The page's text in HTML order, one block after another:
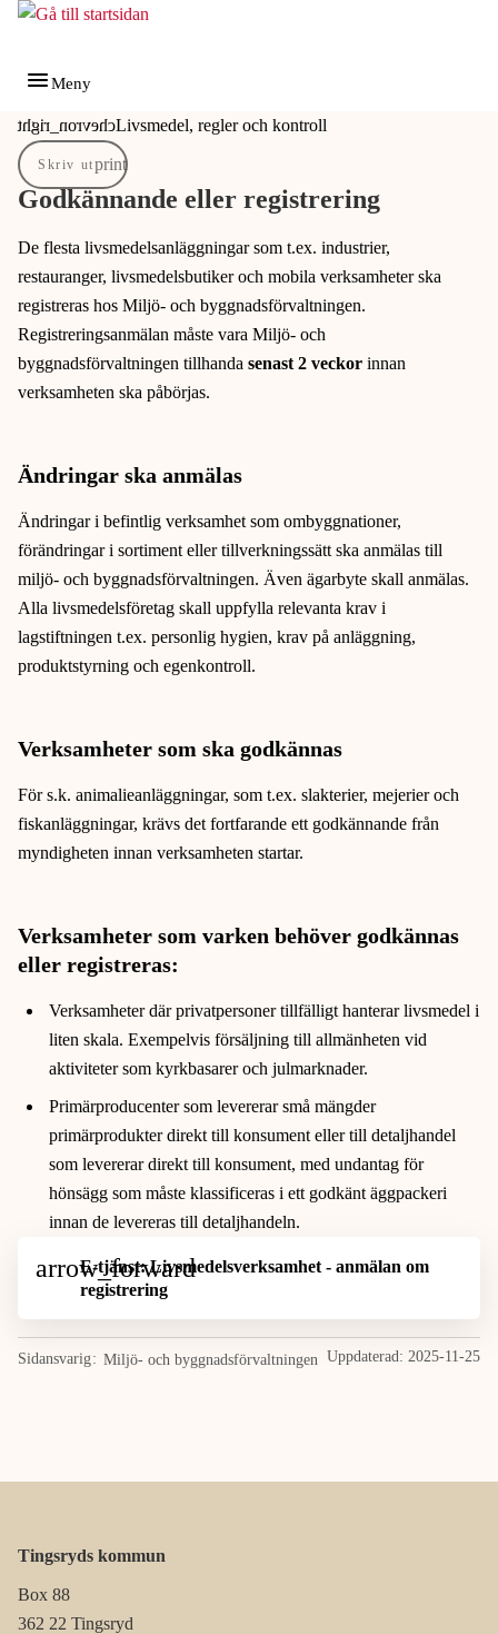
Meny
Du är här: Livsmedel, regler och kontroll
Skriv ut
Godkännande eller registrering
De flesta livsmedelsanläggningar som t.ex. industrier,
restauranger, livsmedelsbutiker och mobila verksamheter ska
registreras hos Miljö- och byggnadsförvaltningen.
Registreringsanmälan måste vara Miljö- och
byggnadsförvaltningen tillhanda senast 2 veckor innan
verksamheten ska påbörjas.
Ändringar ska anmälas
Ändringar i befintlig verksamhet som ombyggnationer,
förändringar i sortiment eller tillverkningssätt ska anmälas till
miljö- och byggnadsförvaltningen. Även ägarbyte skall anmälas.
Alla livsmedelsföretag skall uppfylla relevanta krav i
lagstiftningen t.ex. personlig hygien, krav på anläggning,
produktstyrning och egenkontroll.
Verksamheter som ska godkännas
För s.k. animalieanläggningar, som t.ex. slakterier, mejerier och
fiskanläggningar, krävs det fortfarande ett godkännande från
myndigheten innan verksamheten startar.
Verksamheter som varken behöver godkännas
eller registreras:
Verksamheter där privatpersoner tillfälligt hanterar livsmedel i
liten skala. Exempelvis försäljning till allmänheten vid
aktiviteter som kyrkbasarer och julmarknader.
Primärproducenter som levererar små mängder
primärprodukter direkt till konsument eller till detaljhandel
som levererar direkt till konsument, med undantag för
hönsägg som måste klassificeras i ett godkänt äggpackeri
innan de levereras till detaljhandeln.
E-tjänst: Livsmedelsverksamhet - anmälan om
registrering
Miljö- och byggnadsförvaltningen
Sidansvarig Uppdaterad: 2025-11-25
Tingsryds kommun
Box 88
362 22 Tingsryd